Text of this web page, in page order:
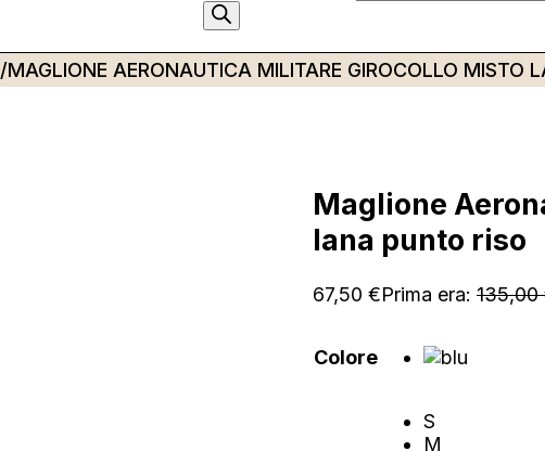
/MAGLIONE AERONAUTICA MILITARE GIROCOLLO MISTO
Maglione
lana punto riso
67,50 €Prima era: 135,00
Colore
S
M